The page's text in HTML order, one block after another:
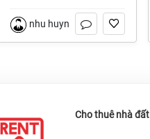
nhu huynh
Cho thuê nhà đất